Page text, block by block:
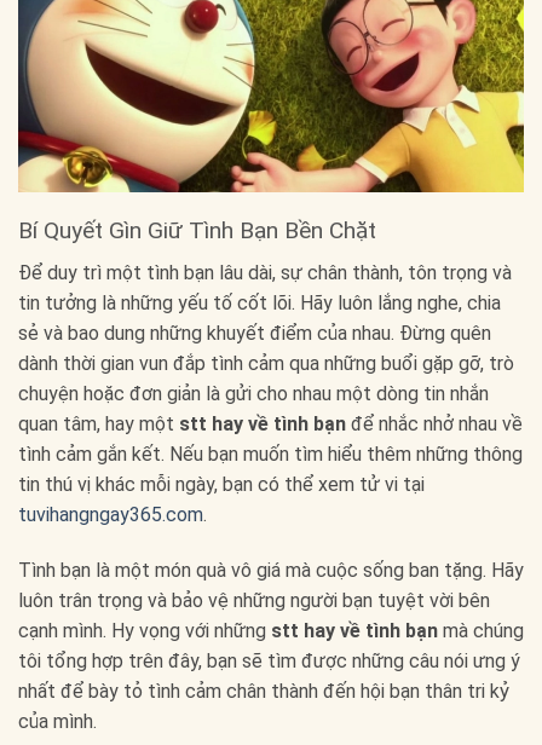
Bí Quyết Gìn Giữ Tình Bạn Bền Chặt
Để duy trì một tình bạn lâu dài, sự chân thành, tôn trọng và
tin tưởng là những yếu tố cốt lõi. Hãy luôn lắng nghe, chia
sẻ và bao dung những khuyết điểm của nhau. Đừng quên
dành thời gian vun đắp tình cảm qua những buổi gặp gỡ, trò
chuyện hoặc đơn giản là gửi cho nhau một dòng tin nhắn
quan tâm, hay một stt hay về tình bạn để nhắc nhở nhau về
tình cảm gắn kết. Nếu bạn muốn tìm hiểu thêm những thông
tin thú vị khác mỗi ngày, bạn có thể xem tử vi tại
tuvihangngay365.com.
Tình bạn là một món quà vô giá mà cuộc sống ban tặng. Hãy
luôn trân trọng và bảo vệ những người bạn tuyệt vời bên
cạnh mình. Hy vọng với những stt hay về tình bạn mà chúng
tôi tổng hợp trên đây, bạn sẽ tìm được những câu nói ưng ý
nhất để bày tỏ tình cảm chân thành đến hội bạn thân tri kỷ
của mình.